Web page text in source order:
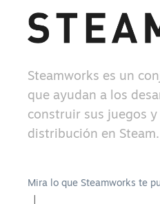
Steamworks es un
que ayudan a los
construir sus juegos
distribución en Steam.
Mira lo que Steamworks te